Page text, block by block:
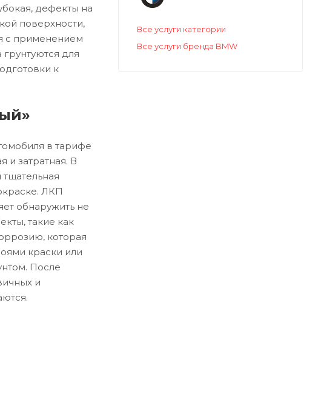
дефекты на
поверхности,
с применением
грунтуются для
к
в тарифе
и затратная. В
ЛКП
обнаружить не
такие как
которая
краски или
После
и
Все услуги категории
Все услуги бренда BMW